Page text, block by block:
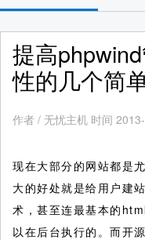
提高
性的几个简
作者 / 无忧主机 时间
现在大部分的网站都是
大的好处就是给用户建
术，甚至连最基本的
以在后台执行的。而开